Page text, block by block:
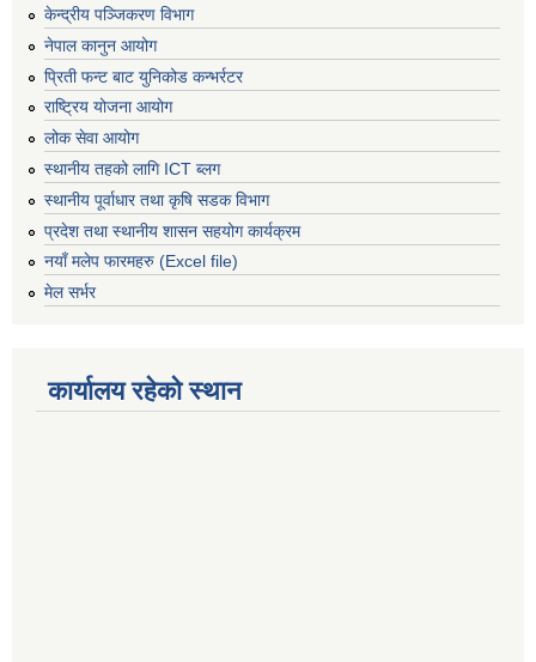
केन्द्रीय पञ्जिकरण विभाग
नेपाल कानुन आयोग
प्रिती फन्ट बाट युनिकोड कन्भर्रटर
राष्ट्रिय योजना आयोग
लोक सेवा आयोग
स्थानीय तहको लागि ICT ब्लग
स्थानीय पूर्वाधार तथा कृषि सडक विभाग
प्रदेश तथा स्थानीय शासन सहयोग कार्यक्रम
नयाँ मलेप फारमहरु (Excel file)
मेल सर्भर
कार्यालय रहेको स्थान